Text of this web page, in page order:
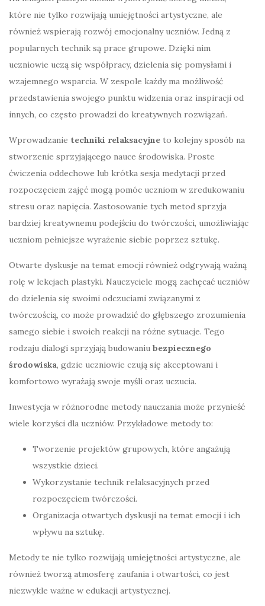
które nie tylko rozwijają umiejętności artystyczne, ale
również wspierają rozwój emocjonalny uczniów. Jedną z
popularnych technik są prace grupowe. Dzięki nim
uczniowie uczą się współpracy, dzielenia się pomysłami i
wzajemnego wsparcia. W zespole każdy ma możliwość
przedstawienia swojego punktu widzenia oraz inspiracji od
innych, co często prowadzi do kreatywnych rozwiązań.
Wprowadzanie techniki relaksacyjne to kolejny sposób na
stworzenie sprzyjającego nauce środowiska. Proste
ćwiczenia oddechowe lub krótka sesja medytacji przed
rozpoczęciem zajęć mogą pomóc uczniom w zredukowaniu
stresu oraz napięcia. Zastosowanie tych metod sprzyja
bardziej kreatywnemu podejściu do twórczości, umożliwiając
uczniom pełniejsze wyrażenie siebie poprzez sztukę.
Otwarte dyskusje na temat emocji również odgrywają ważną
rolę w lekcjach plastyki. Nauczyciele mogą zachęcać uczniów
do dzielenia się swoimi odczuciami związanymi z
twórczością, co może prowadzić do głębszego zrozumienia
samego siebie i swoich reakcji na różne sytuacje. Tego
rodzaju dialogi sprzyjają budowaniu bezpiecznego
środowiska, gdzie uczniowie czują się akceptowani i
komfortowo wyrażają swoje myśli oraz uczucia.
Inwestycja w różnorodne metody nauczania może przynieść
wiele korzyści dla uczniów. Przykładowe metody to:
Tworzenie projektów grupowych, które angażują
wszystkie dzieci.
Wykorzystanie technik relaksacyjnych przed
rozpoczęciem twórczości.
Organizacja otwartych dyskusji na temat emocji i ich
wpływu na sztukę.
Metody te nie tylko rozwijają umiejętności artystyczne, ale
również tworzą atmosferę zaufania i otwartości, co jest
niezwykle ważne w edukacji artystycznej.